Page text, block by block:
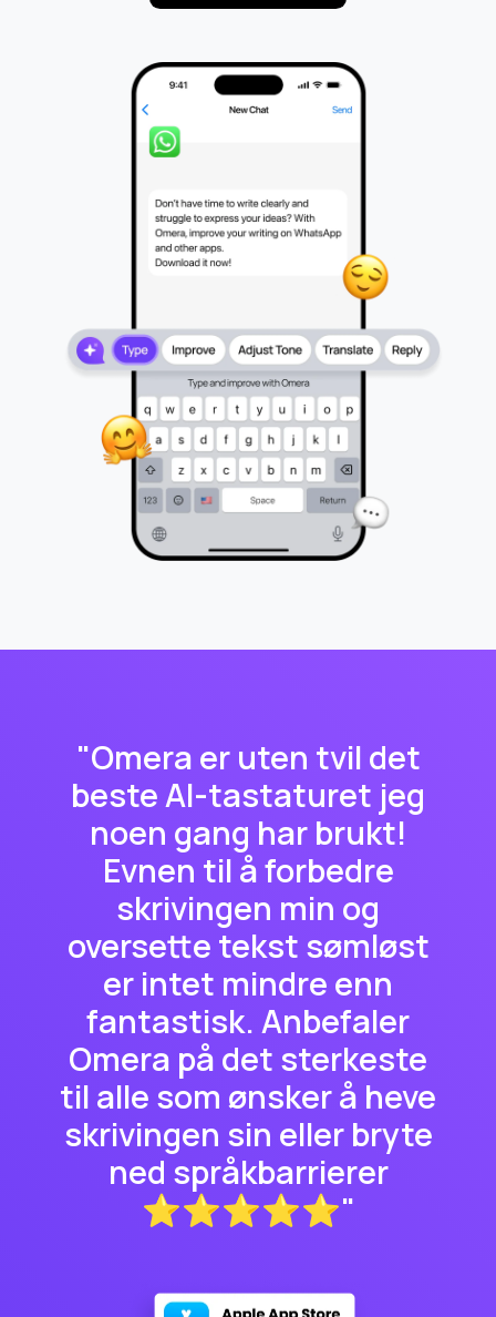
"Omera er uten tvil det
beste AI-tastaturet jeg
noen gang har brukt!
Evnen til å forbedre
skrivingen min og
oversette tekst sømløst
er intet mindre enn
fantastisk. Anbefaler
Omera på det sterkeste
til alle som ønsker å heve
skrivingen sin eller bryte
ned språkbarrierer
⭐⭐⭐⭐⭐"